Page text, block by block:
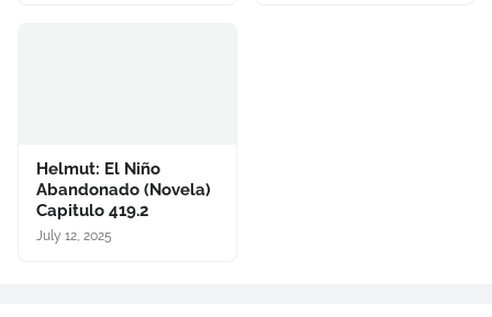
Helmut: El Niño
Abandonado (Novela)
Capitulo 419.2
July 12, 2025